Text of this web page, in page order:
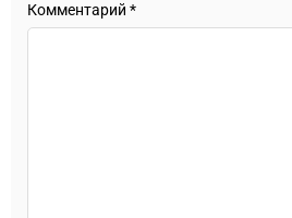
Комментарий *